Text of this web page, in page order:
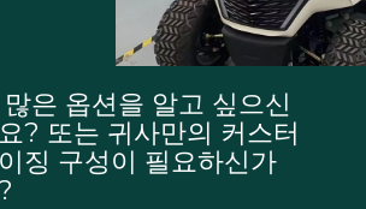
많은 옵션을 알고 싶으신
? 또는 귀사만의 커스터
징 구성이 필요하신가